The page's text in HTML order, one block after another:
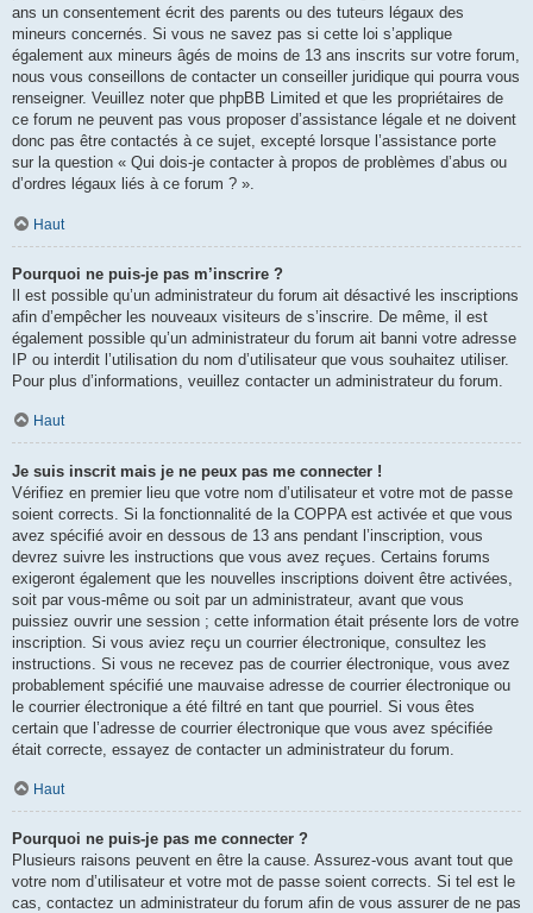
ans un consentement écrit des parents ou des tuteurs légaux des
mineurs concernés. Si vous ne savez pas si cette loi s’applique
également aux mineurs âgés de moins de 13 ans inscrits sur votre forum,
nous vous conseillons de contacter un conseiller juridique qui pourra vous
renseigner. Veuillez noter que phpBB Limited et que les propriétaires de
ce forum ne peuvent pas vous proposer d’assistance légale et ne doivent
donc pas être contactés à ce sujet, excepté lorsque l’assistance porte
sur la question « Qui dois-je contacter à propos de problèmes d’abus ou
d’ordres légaux liés à ce forum ? ».
Haut
Pourquoi ne puis-je pas m’inscrire ?
Il est possible qu’un administrateur du forum ait désactivé les inscriptions
afin d’empêcher les nouveaux visiteurs de s’inscrire. De même, il est
également possible qu’un administrateur du forum ait banni votre adresse
IP ou interdit l’utilisation du nom d’utilisateur que vous souhaitez utiliser.
Pour plus d’informations, veuillez contacter un administrateur du forum.
Haut
Je suis inscrit mais je ne peux pas me connecter !
Vérifiez en premier lieu que votre nom d’utilisateur et votre mot de passe
soient corrects. Si la fonctionnalité de la COPPA est activée et que vous
avez spécifié avoir en dessous de 13 ans pendant l’inscription, vous
devrez suivre les instructions que vous avez reçues. Certains forums
exigeront également que les nouvelles inscriptions doivent être activées,
soit par vous-même ou soit par un administrateur, avant que vous
puissiez ouvrir une session ; cette information était présente lors de votre
inscription. Si vous aviez reçu un courrier électronique, consultez les
instructions. Si vous ne recevez pas de courrier électronique, vous avez
probablement spécifié une mauvaise adresse de courrier électronique ou
le courrier électronique a été filtré en tant que pourriel. Si vous êtes
certain que l’adresse de courrier électronique que vous avez spécifiée
était correcte, essayez de contacter un administrateur du forum.
Haut
Pourquoi ne puis-je pas me connecter ?
Plusieurs raisons peuvent en être la cause. Assurez-vous avant tout que
votre nom d’utilisateur et votre mot de passe soient corrects. Si tel est le
cas, contactez un administrateur du forum afin de vous assurer de ne pas